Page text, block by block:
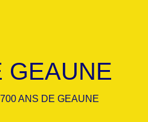
GEAUNE
700 ANS DE GEAUNE